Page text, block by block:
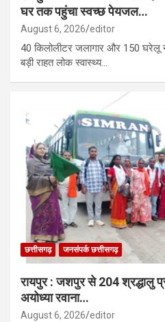
घर तक पहुंचा स्वच्छ पेयजल…
August 6, 2026 editor
40 किलोलीटर जलागार और 150 घरेलू
बड़ी राहत लोक स्वास्थ्य…
छत्तीसगढ़ जनसंपर्क छत्तीसगढ़
रायपुर : जशपुर से 204 श्रद्धालु
अयोध्या रवाना…
August 6, 2026 editor